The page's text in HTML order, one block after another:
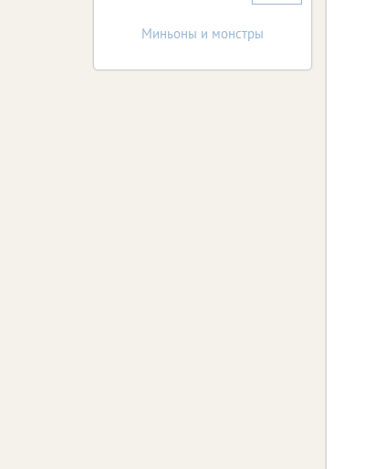
Миньоны и монстры